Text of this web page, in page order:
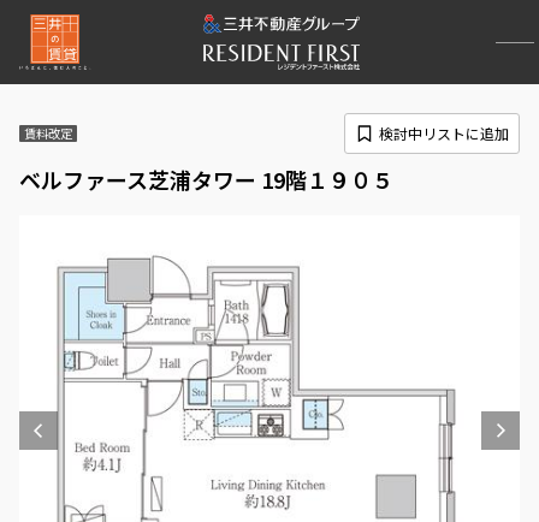
賃料改定
ベルファース芝浦タワー 19階１９０５
検討中リストに追加